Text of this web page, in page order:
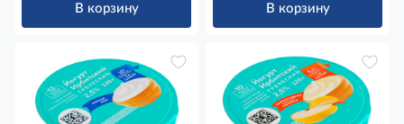
В корзину В корзину